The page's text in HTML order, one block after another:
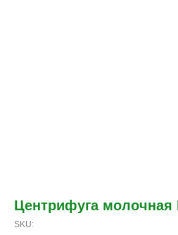
Центрифуга молочная
SKU: